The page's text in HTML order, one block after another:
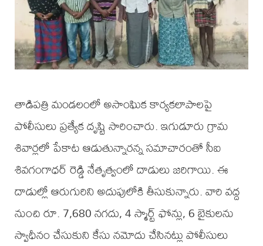
తాడిపత్రి మండలంలో అసాంఘిక కార్యకలాపాలపై
పోలీసులు ప్రత్యేక దృష్టి సారించారు. ఇగుడూరు గ్రామ
శివార్లలో పేకాట ఆడుతున్నారన్న సమాచారంతో సీఐ
శివగంగాధర్ రెడ్డి నేతృత్వంలో దాడులు జరిగాయి. ఈ
దాడుల్లో ఆరుగురిని అదుపులోకి తీసుకున్నారు. వారి వద్ద
నుంచి రూ. 7,680 నగదు, 4 స్మార్ట్ ఫోన్లు, 6 బైకులను
స్వాధీనం చేసుకుని కేసు నమోదు చేసినట్లు పోలీసులు